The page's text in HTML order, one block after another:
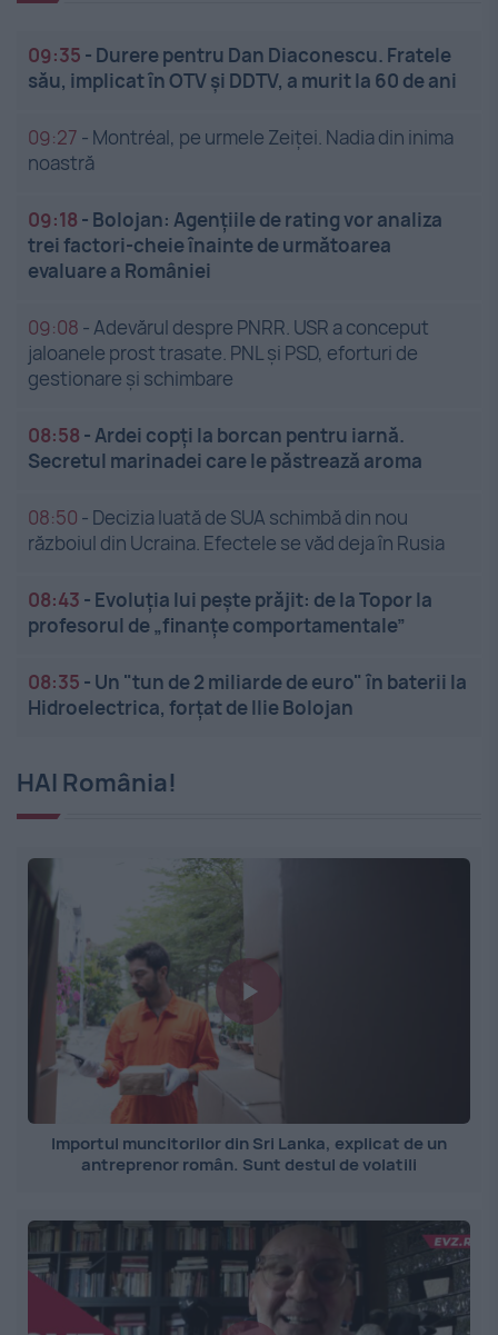
09:35 - Durere pentru Dan Diaconescu. Fratele
său, implicat în OTV și DDTV, a murit la 60 de ani
09:27 - Montréal, pe urmele Zeiței. Nadia din inima
noastră
09:18 - Bolojan: Agențiile de rating vor analiza
trei factori-cheie înainte de următoarea
evaluare a României
09:08 -Adevărul despre PNRR. USR a conceput
jaloanele prost trasate. PNL și PSD, eforturi de
gestionare și schimbare
08:58 -Ardei copți la borcan pentru iarnă.
Secretul marinadei care le păstrează aroma
08:50 - Decizia luată de SUA schimbă din nou
războiul din Ucraina. Efectele se văd deja în Rusia
08:43 - Evoluția lui pește prăjit: de la Topor la
profesorul de „finanțe comportamentale”
08:35 - Un "tun de 2 miliarde de euro" în baterii la
Hidroelectrica, forțat de Ilie Bolojan
HAI România!
Importul muncitorilor din Sri Lanka, explicat de un
antreprenor român. Sunt destul de volatili